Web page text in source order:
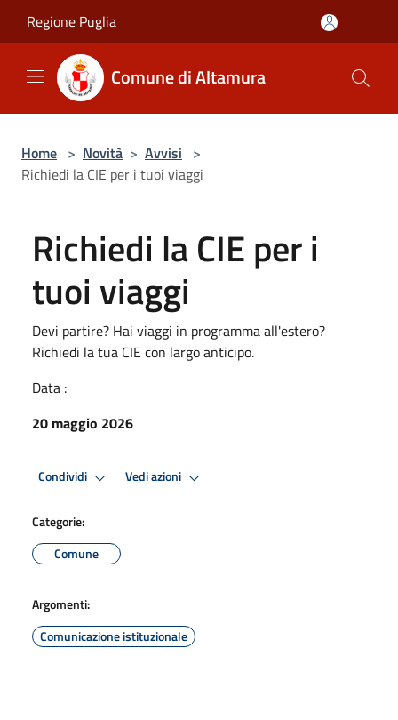
Regione Puglia
Comune di Altamura
Home > Novità > Avvisi >
Richiedi la CIE per i tuoi viaggi
Richiedi la CIE per i
tuoi viaggi
Devi partire? Hai viaggi in programma all'estero?
Richiedi la tua CIE con largo anticipo.
Data :
20 maggio 2026
Condividi Vedi azioni
Categorie:
Comune
Argomenti:
Comunicazione istituzionale